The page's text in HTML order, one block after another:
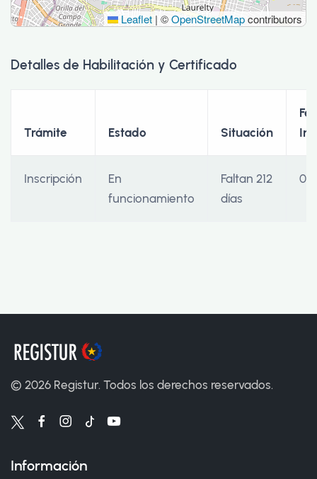
Leaflet | ©OpenStreetMapcontributors
Detalles de Habilitación y Certificado
Trámite Estado Situación
Inscripción
En
funcionamiento
Faltan 212
días
© 2026 Registur. Todos los derechos reservados.
Información